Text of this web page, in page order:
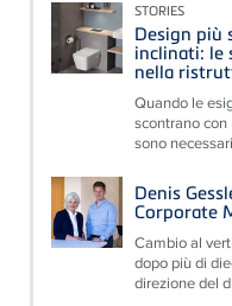
STORIES
Design più
inclinati: le
nella
Quando le
scontrano
sono
Denis
Corporate
Cambio al
dopo più di
direzione del